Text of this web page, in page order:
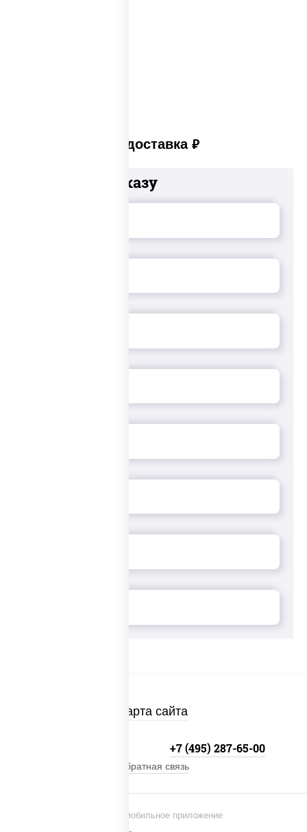
Платная доставка руб
Добавьте к заказу
Карта сайта
Установи мобильное приложение
+7 (495) 287-65-00
Обратная связь